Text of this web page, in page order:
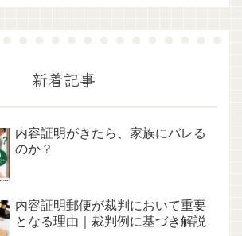
新着記事
内容証明がきたら、家族にバレる
のか？
内容証明郵便が裁判において重要
となる理由｜裁判例に基づき解説